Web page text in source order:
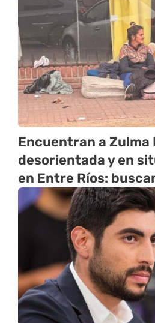
Encuentran a Zulma
desorientada y en
en Entre Ríos: